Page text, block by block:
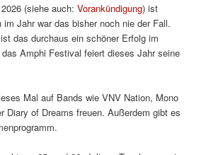
(siehe auch:Vorankündigung) ist
Jahr war das bisher noch nie der Fall.
das durchaus ein schöner Erfolg im
Amphi Festival feiert dieses Jahr seine
Mal auf Bands wie VNV Nation, Mono
Diary of Dreams freuen. Außerdem gibt es